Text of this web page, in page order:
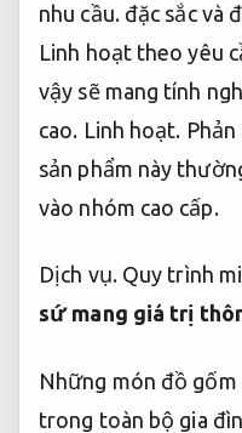
nhu cầu.đặc sắc và
Linh hoạt theo yêu
vậy sẽ mang tính
cao. Linh hoạt.
sản phẩm này
vào nhóm cao cấp.
Dịch vụ. Quy trình
sứ mang giá trị
Những món đồ
trong toàn bộ gia